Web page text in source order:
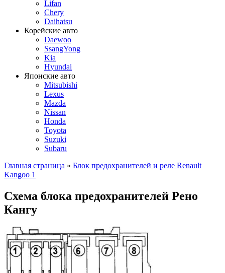
Lifan
Chery
Daihatsu
Корейские авто
Daewoo
SsangYong
Kia
Hyundai
Японские авто
Mitsubishi
Lexus
Mazda
Nissan
Honda
Toyota
Suzuki
Subaru
Главная страница » Блок предохранителей и реле Renault
Kangoo 1
Схема блока предохранителей Рено
Кангу